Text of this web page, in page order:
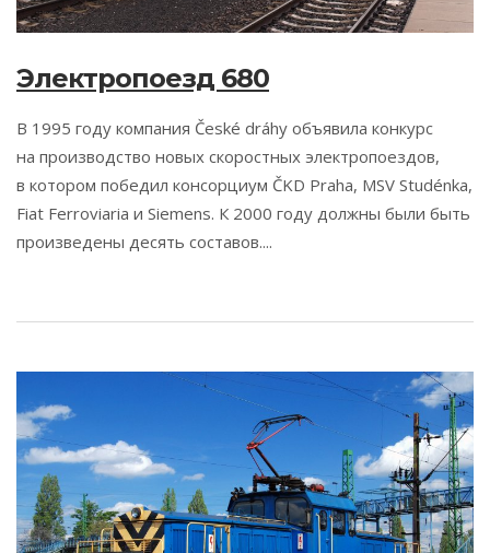
Электропоезд 680
В 1995 году компания České dráhy объявила конкурс
на производство новых скоростных электропоездов,
в котором победил консорциум ČKD Praha, MSV Studénka,
Fiat Ferroviaria и Siemens. К 2000 году должны были быть
произведены десять составов....